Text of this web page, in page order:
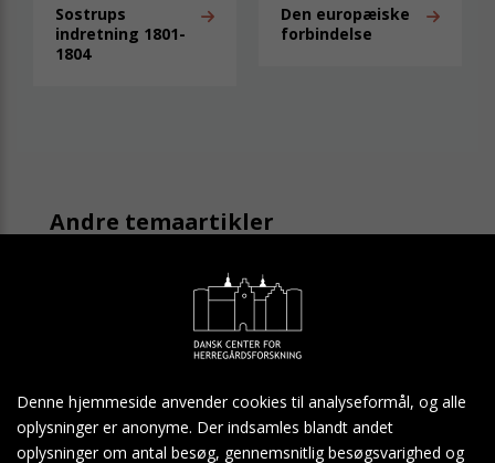
Sostrups
indretning 1801-
1804
Den europæiske
forbindelse
Andre temaartikler
Tema: Brejninggaard
Tema: Clausholm
Tema: Fussingø
Denne hjemmeside anvender cookies til analyseformål, og alle
oplysninger er anonyme. Der indsamles blandt andet
oplysninger om antal besøg, gennemsnitlig besøgsvarighed og